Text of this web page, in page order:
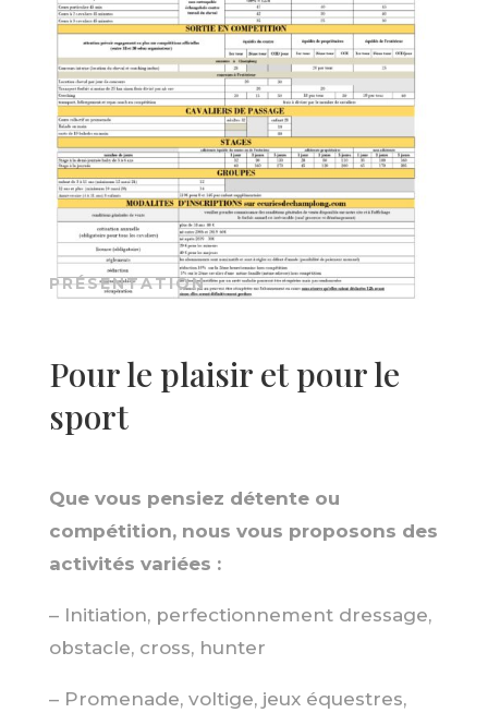
PRÉSENTATION
Pour le plaisir et pour le
sport
Que vous pensiez détente ou
compétition, nous vous proposons des
activités variées :
– Initiation, perfectionnement dressage,
obstacle, cross, hunter
– Promenade, voltige, jeux équestres,